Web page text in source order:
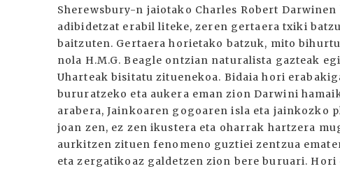
Sherewsbury-n jaiotako Charles Robert
adibidetzat erabil liteke, zeren gertaera txiki
baitzuten. Gertaera horietako batzuk, mito
nola H.M.G. Beagle ontzian naturalista gazteak
Uharteak bisitatu zituenekoa. Bidaia hori
bururatzeko eta aukera eman zion Darwini
arabera, Jainkoaren gogoaren isla eta jainkozko
joan zen, ez zen ikustera eta oharrak hartzera
aurkitzen zituen fenomeno guztiei zentzua
eta zergatikoaz galdetzen zion bere buruari.